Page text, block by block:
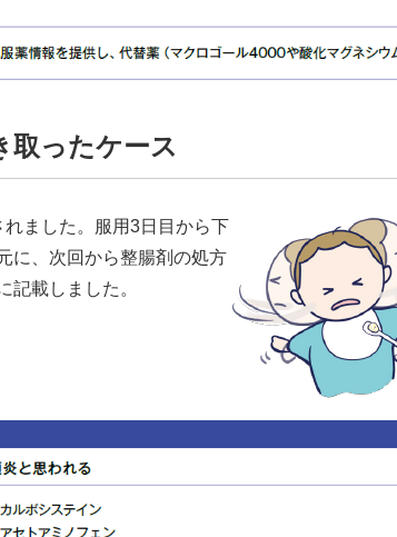
ったケース
ました。服用3日目から下
に、次回から整腸剤の処方
記載しました。